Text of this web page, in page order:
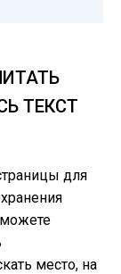
ТЕКСТ
для
место, на